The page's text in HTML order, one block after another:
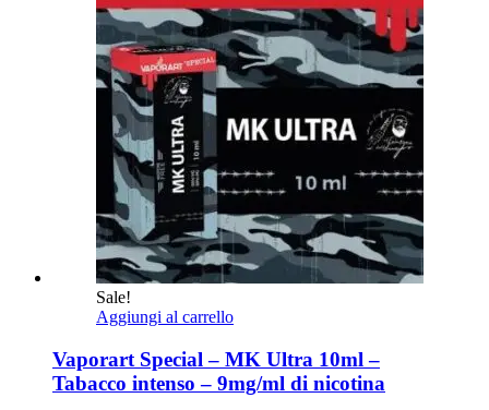
Sale!
Aggiungi al carrello
Vaporart Special – MK Ultra 10ml –
Tabacco intenso – 9mg/ml di nicotina